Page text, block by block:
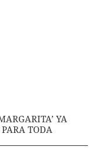
YA
TODA